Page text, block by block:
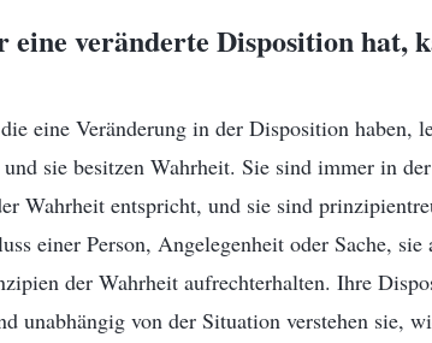
veränderte Disposition hat,
eine Veränderung in der Disposition haben,
sie besitzen Wahrheit. Sie sind immer in
Wahrheit entspricht, und sie sind
einer Person, Angelegenheit oder Sache,
der Wahrheit aufrechterhalten. Ihre
unabhängig von der Situation verstehen sie,